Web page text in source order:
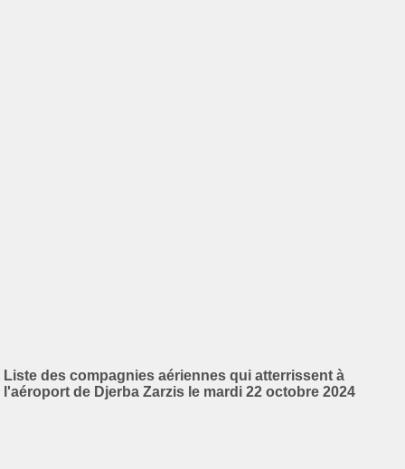
Liste des compagnies aériennes qui atterrissent à
l'aéroport de Djerba Zarzis le mardi 22 octobre 2024